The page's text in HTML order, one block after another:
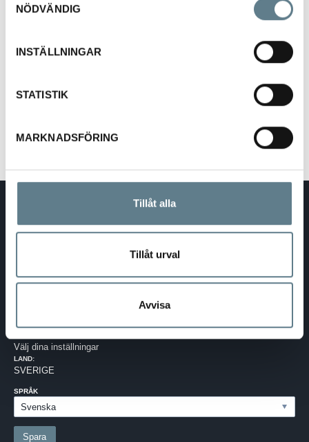
NÖDVÄNDIG
INSTÄLLNINGAR
STATISTIK
MARKNADSFÖRING
Tillåt alla
Tillåt urval
Avvisa
Chinois med finmaskigt nät och förstärkning.
Tillverkad av rostfritt stål 18/10.
E-post: info@dalolinden.se
Telefon: 0370-69 55 30
Org.nr: 556526-6599
SVERIGE - SEK
Välj dina inställningar
LAND:
SVERIGE
SPRÅK